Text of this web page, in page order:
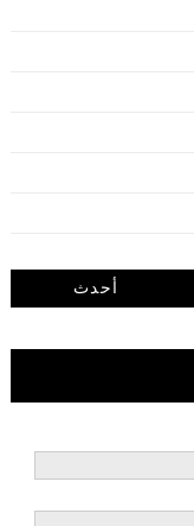
أحدث